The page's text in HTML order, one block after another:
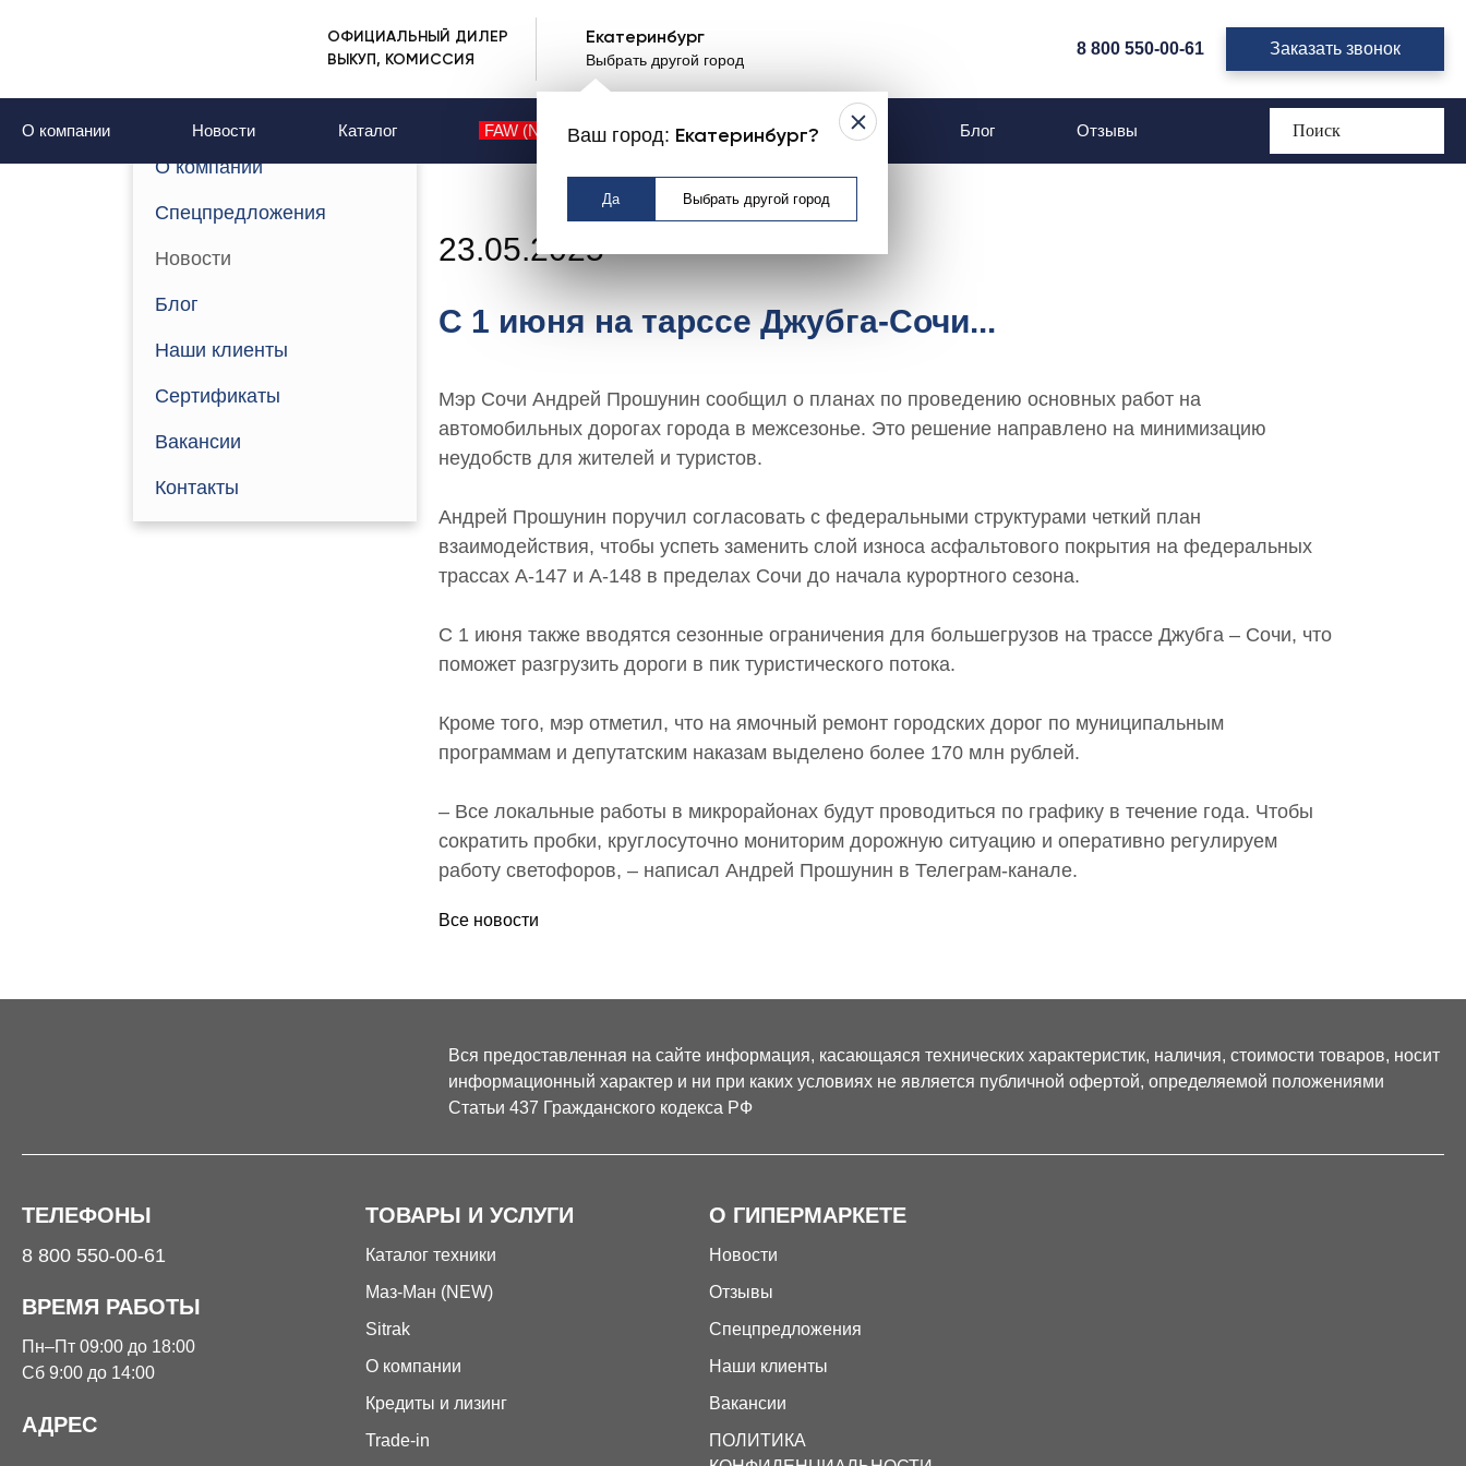
ОФИЦИАЛЬНЫЙ ДИЛЕР
ВЫКУП, КОМИССИЯ
Екатеринбург
Выбрать другой город
Ваш город: Екатеринбург?
Да Выбрать другой город
8 800 550-00-61 Заказать звонок
О компании Новости Каталог FAW (NEW) Контакты Услуги Блог Отзывы
С 1 июня на тарссе Джубга-Сочи...
О компании
Спецпредложения
Новости
Блог
Наши клиенты
Сертификаты
Вакансии
Контакты
23.05.2025
С 1 июня на тарссе Джубга-Сочи...
Мэр Сочи Андрей Прошунин сообщил о планах по проведению основных работ на
автомобильных дорогах города в межсезонье. Это решение направлено на минимизацию
неудобств для жителей и туристов.
Андрей Прошунин поручил согласовать с федеральными структурами четкий план
взаимодействия, чтобы успеть заменить слой износа асфальтового покрытия на федеральных
трассах А-147 и А-148 в пределах Сочи до начала курортного сезона.
С 1 июня также вводятся сезонные ограничения для большегрузов на трассе Джубга – Сочи, что
поможет разгрузить дороги в пик туристического потока.
Кроме того, мэр отметил, что на ямочный ремонт городских дорог по муниципальным
программам и депутатским наказам выделено более 170 млн рублей.
– Все локальные работы в микрорайонах будут проводиться по графику в течение года. Чтобы
сократить пробки, круглосуточно мониторим дорожную ситуацию и оперативно регулируем
работу светофоров, – написал Андрей Прошунин в Телеграм-канале.
Все новости
Вся предоставленная на сайте информация, касающаяся технических характеристик, наличия, стоимости товаров, носит
информационный характер и ни при каких условиях не является публичной офертой, определяемой положениями
Статьи 437 Гражданского кодекса РФ
ТЕЛЕФОНЫ
8 800 550-00-61
ВРЕМЯ РАБОТЫ
Пн–Пт 09:00 до 18:00
Сб 9:00 до 14:00
АДРЕС
ТОВАРЫ И УСЛУГИ
Каталог техники
Маз-Ман (NEW)
Sitrak
О компании
Кредиты и лизинг
Trade-in
О ГИПЕРМАРКЕТЕ
Новости
Отзывы
Спецпредложения
Наши клиенты
Вакансии
ПОЛИТИКА